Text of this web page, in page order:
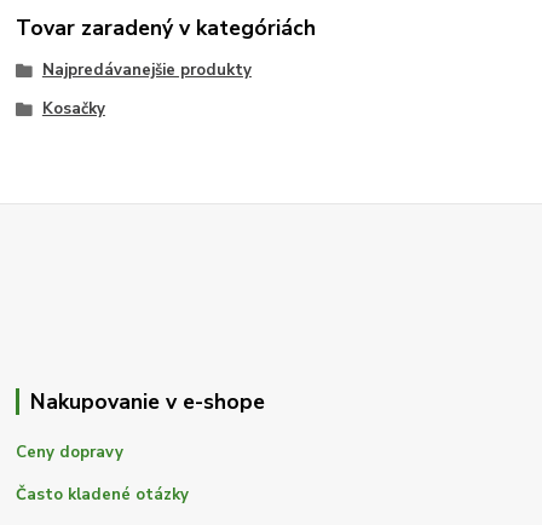
Tovar zaradený v kategóriách
Najpredávanejšie produkty
Kosačky
Nakupovanie v e-shope
Ceny dopravy
Často kladené otázky